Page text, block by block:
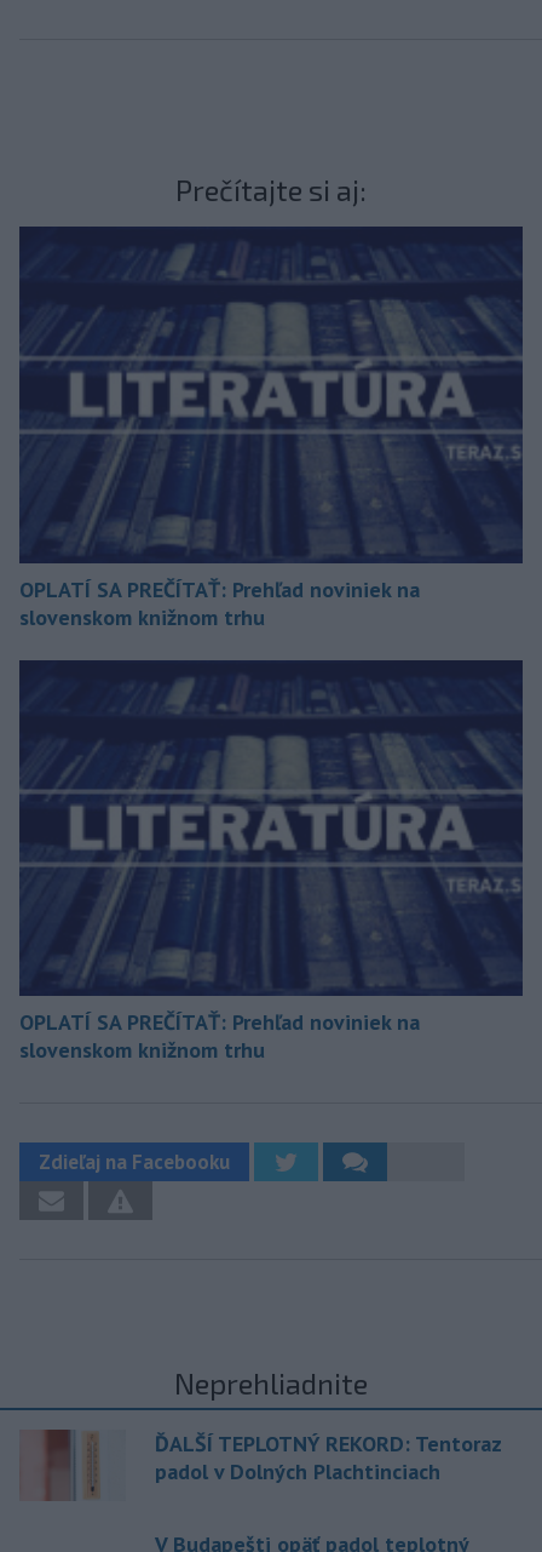
Prečítajte si aj:
OPLATÍ SA PREČÍTAŤ: Prehľad noviniek na
slovenskom knižnom trhu
OPLATÍ SA PREČÍTAŤ: Prehľad noviniek na
slovenskom knižnom trhu
Zdieľaj na Facebooku
Neprehliadnite
ĎALŠÍ TEPLOTNÝ REKORD: Tentoraz
padol v Dolných Plachtinciach
V Budapešti opäť padol teplotný